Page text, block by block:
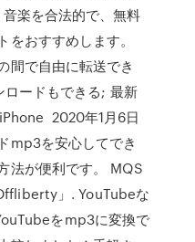
楽を合法的で、無料
おすすめします。
間で自由に転送でき
ードもできる; 最新
2020年1月6日
mp3を安心してでき
法が便利です。 MQS
」. YouTubeな
をmp3に変換で